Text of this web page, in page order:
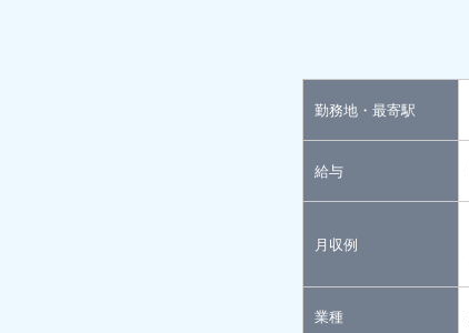
勤務地・最寄駅
給与
月収例
業種